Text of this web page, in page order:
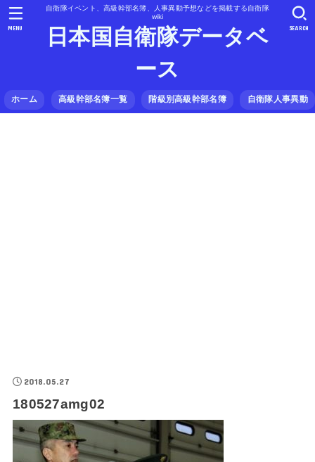
自衛隊イベント、高級幹部名簿、人事異動予想などを掲載する自衛隊
wiki
日本国自衛隊データベ
ース
ホーム 高級幹部名簿一覧 階級別高級幹部名簿 自衛隊人事異動
SEARCH
MENU
2018.05.27
180527amg02